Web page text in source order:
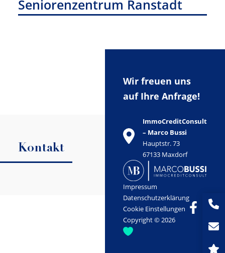
Seniorenzentrum Ranstadt
Kontakt
Wir freuen uns
auf Ihre Anfrage!
ImmoCreditConsult
– Marco Bussi
Hauptstr. 73
67133 Maxdorf
Impressum
Datenschutzerklärung
Cookie Einstellungen
Copyright © 2026